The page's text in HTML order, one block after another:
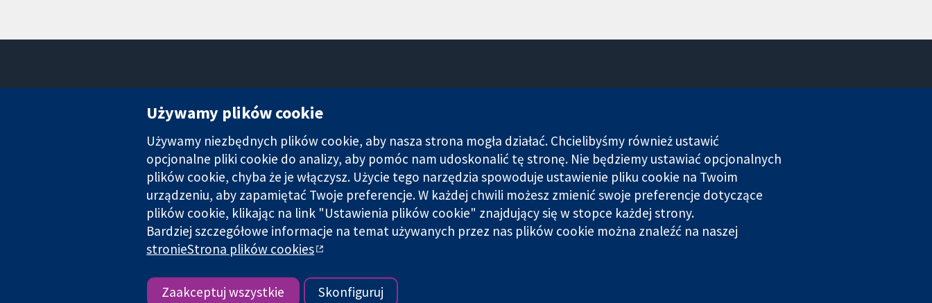
Londyn
Wielka Brytania
O nas
Praca
Cochrane Library
Cochrane Collaboration to organizacja charytatywna (nr 1045921) i spółka z ograniczoną odpowiedzialnością (nr 03044323) zarejestrowana w Anglii i Walii. Numer rejestracyjny VAT GB 718
Copyright © 2026 The Cochrane Collaboration Warunki korzystania ze strony internetowej
Używamy plików cookie
Używamy niezbędnych plików cookie, aby nasza strona mogła działać. Chcielibyśmy również ustawić
opcjonalne pliki cookie do analizy, aby pomóc nam udoskonalić tę stronę. Nie będziemy ustawiać opcjonalnych
plików cookie, chyba że je włączysz. Użycie tego narzędzia spowoduje ustawienie pliku cookie na Twoim
urządzeniu, aby zapamiętać Twoje preferencje. W każdej chwili możesz zmienić swoje preferencje dotyczące
plików cookie, klikając na link "Ustawienia plików cookie" znajdujący się w stopce każdej strony.
Bardziej szczegółowe informacje na temat używanych przez nas plików cookie można znaleźć na naszej
stronieStrona plików cookies
Zaakceptuj wszystkie Skonfiguruj